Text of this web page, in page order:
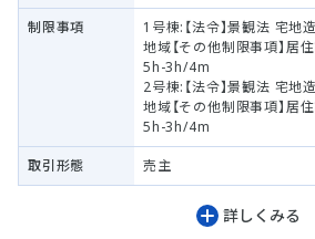
制限事項
1号棟:【法令】景観法 宅地
地域【その他制限事項】居
5h-3h/4m
2号棟:【法令】景観法 宅地
地域【その他制限事項】居
5h-3h/4m
取引形態 売主
詳しくみる